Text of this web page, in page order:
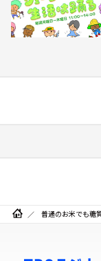
普通のお米でも糖